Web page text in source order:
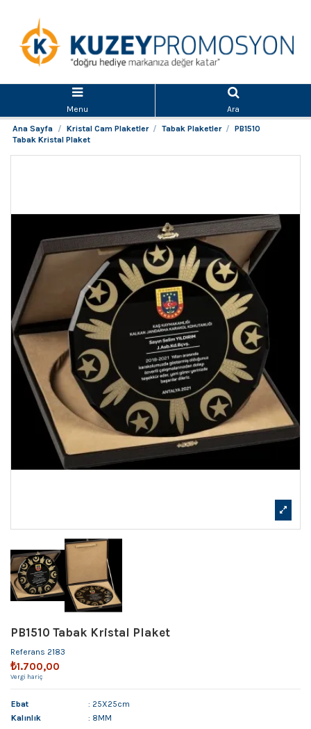
Menu
Ara
Ana Sayfa
Kristal Cam Plaketler Tabak Plaketler
PB1510
Tabak Kristal Plaket
PB1510 Tabak Kristal Plaket
Referans 2183
₺1.700,00
Vergi hariç
Ebat
: 25X25cm
Kalınlık
: 8MM